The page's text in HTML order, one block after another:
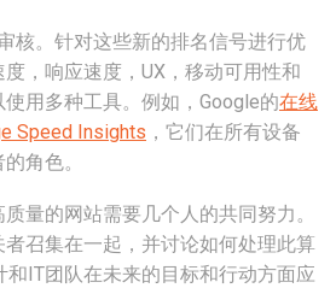
核。针对这些新的排名信号进行优
，响应速度，UX，移动可用性和
用多种工具。例如，Google的在线
Speed Insights ，它们在所有设备
角色。
量的网站需要几个人的共同努力。
召集在一起，并讨论如何处理此算
和IT团队在未来的目标和行动方面应